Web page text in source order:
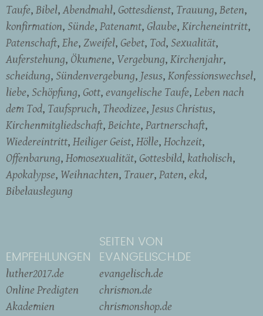
Taufe Bibel Abendmahl Gottesdienst Trauung Beten
konfirmation Sünde Patenamt Glaube Kircheneintritt
Patenschaft Ehe Zweifel Gebet Tod Sexualität
Auferstehung Ökumene Vergebung Kirchenjahr
scheidung Sündenvergebung Jesus Konfessionswechsel
liebe Schöpfung Gott evangelische Taufe Leben nach
dem Tod Taufspruch Theodizee Jesus Christus
Kirchenmitgliedschaft Beichte Partnerschaft
Wiedereintritt Heiliger Geist Hölle Hochzeit
Offenbarung Homosexualität Gottesbild katholisch
Apokalypse Weihnachten Trauer Paten ekd
Bibelauslegung
EMPFEHLUNGEN
luther2017.de
Online Predigten
Akademien
SEITEN VON
EVANGELISCH.DE
evangelisch.de
chrismon.de
chrismonshop.de